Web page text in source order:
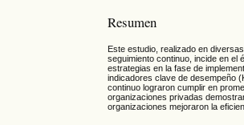
Resumen
Este estudio, realizado en
seguimiento continuo, incide en el
estrategias en la fase de
indicadores clave de desempeño
continuo lograron cumplir en
organizaciones privadas
organizaciones mejoraron la